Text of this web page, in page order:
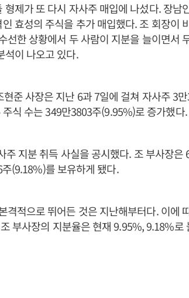
제가 또 다시 자사주 매입에 나섰다. 장남
효성의 주식을 추가 매입했다. 조 회장이
선한 상황에서 두 사람이 지분을 늘이면서
석이 나오고 있다.
준 사장은 지난 6과 7일에 걸쳐 자사주 3
식 수는 349만3803주(9.95%)로 증가했다.
주 지분 취득 사실을 공시했다. 조 부사장은
(9.18%)를 보유하게 됐다.
격적으로 뛰어든 것은 지난해부터다. 이에
부사장의 지분율은 현재 9.95%, 9.18%로